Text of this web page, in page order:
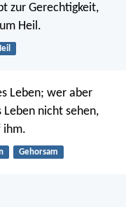
zur Gerechtigkeit,
Heil.
Leben; wer aber
nicht sehen,
ihm.
Gehorsam